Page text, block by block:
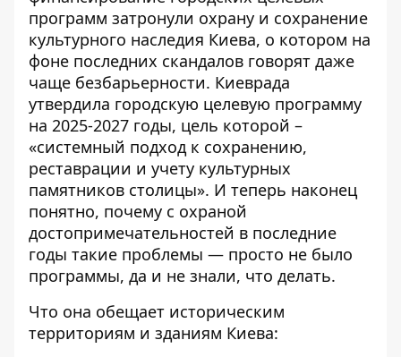
программ затронули охрану и сохранение
культурного наследия Киева, о котором на
фоне последних скандалов говорят даже
чаще безбарьерности. Киеврада
утвердила городскую целевую программу
на 2025-2027 годы, цель которой –
«системный подход к сохранению,
реставрации и учету культурных
памятников столицы». И теперь наконец
понятно, почему с охраной
достопримечательностей в последние
годы такие проблемы — просто не было
программы, да и не знали, что делать.
Что она обещает историческим
территориям и зданиям Киева: